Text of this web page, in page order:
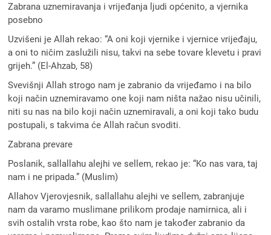
Zabrana uznemiravanja i vrijeđanja ljudi općenito, a vjernika
posebno
Uzvišeni je Allah rekao: “A oni koji vjernike i vjernice vrijeđaju,
a oni to ničim zaslužili nisu, takvi na sebe tovare klevetu i pravi
grijeh.” (El-Ahzab, 58)
Svevišnji Allah strogo nam je zabranio da vrijeđamo i na bilo
koji način uznemiravamo one koji nam ništa nažao nisu učinili,
niti su nas na bilo koji način uznemiravali, a oni koji tako budu
postupali, s takvima će Allah račun svoditi.
Zabrana prevare
Poslanik, sallallahu alejhi ve sellem, rekao je: “Ko nas vara, taj
nam i ne pripada.” (Muslim)
Allahov Vjerovjesnik, sallallahu alejhi ve sellem, zabranjuje
nam da varamo muslimane prilikom prodaje namirnica, ali i
svih ostalih vrsta robe, kao što nam je također zabranio da